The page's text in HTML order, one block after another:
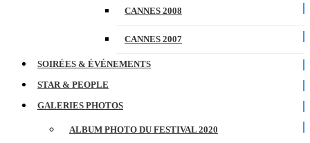
CANNES 2008
CANNES 2007
SOIRÉES & ÉVÉNEMENTS
STAR & PEOPLE
GALERIES PHOTOS
ALBUM PHOTO DU FESTIVAL 2020